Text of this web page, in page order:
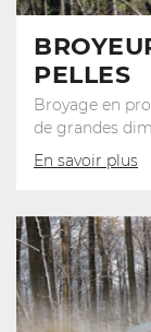
PELLES
Broyage en
de grandes
En savoir plus